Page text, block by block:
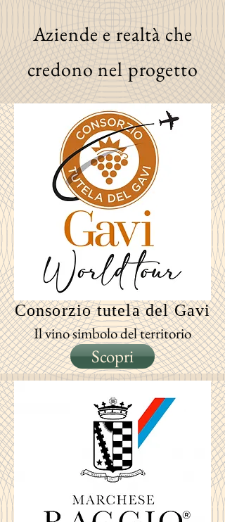
Aziende e realtà che
credono nel progetto
Consorziotutela del Gavi
Il vino simbolo del territorio
Scopri